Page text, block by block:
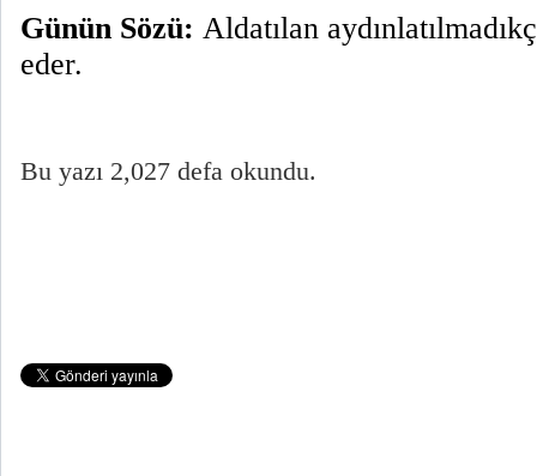
Günün Sözü: Aldatılan
eder.
Bu yazı 2,027 defa okundu.